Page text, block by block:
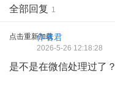
全部回复 1
点击重新加载
作者君
2026-5-26 12:18:28
是不是在微信处理过了？